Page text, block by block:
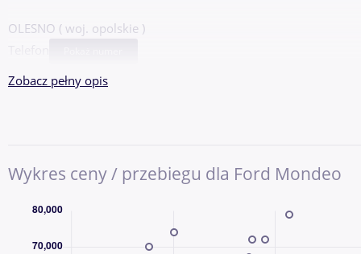
OLESNO ( woj. opolskie )
Zobacz pełny opis
Wykres ceny / przebiegu dla Ford Mondeo